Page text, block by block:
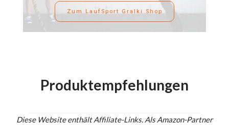
Zum LaufSport Gralki Shop
Produktempfehlungen
Diese Website enthält Affiliate-Links. Als Amazon-Partner